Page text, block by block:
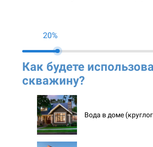
20%
Как будете
скважину?
Вода в доме